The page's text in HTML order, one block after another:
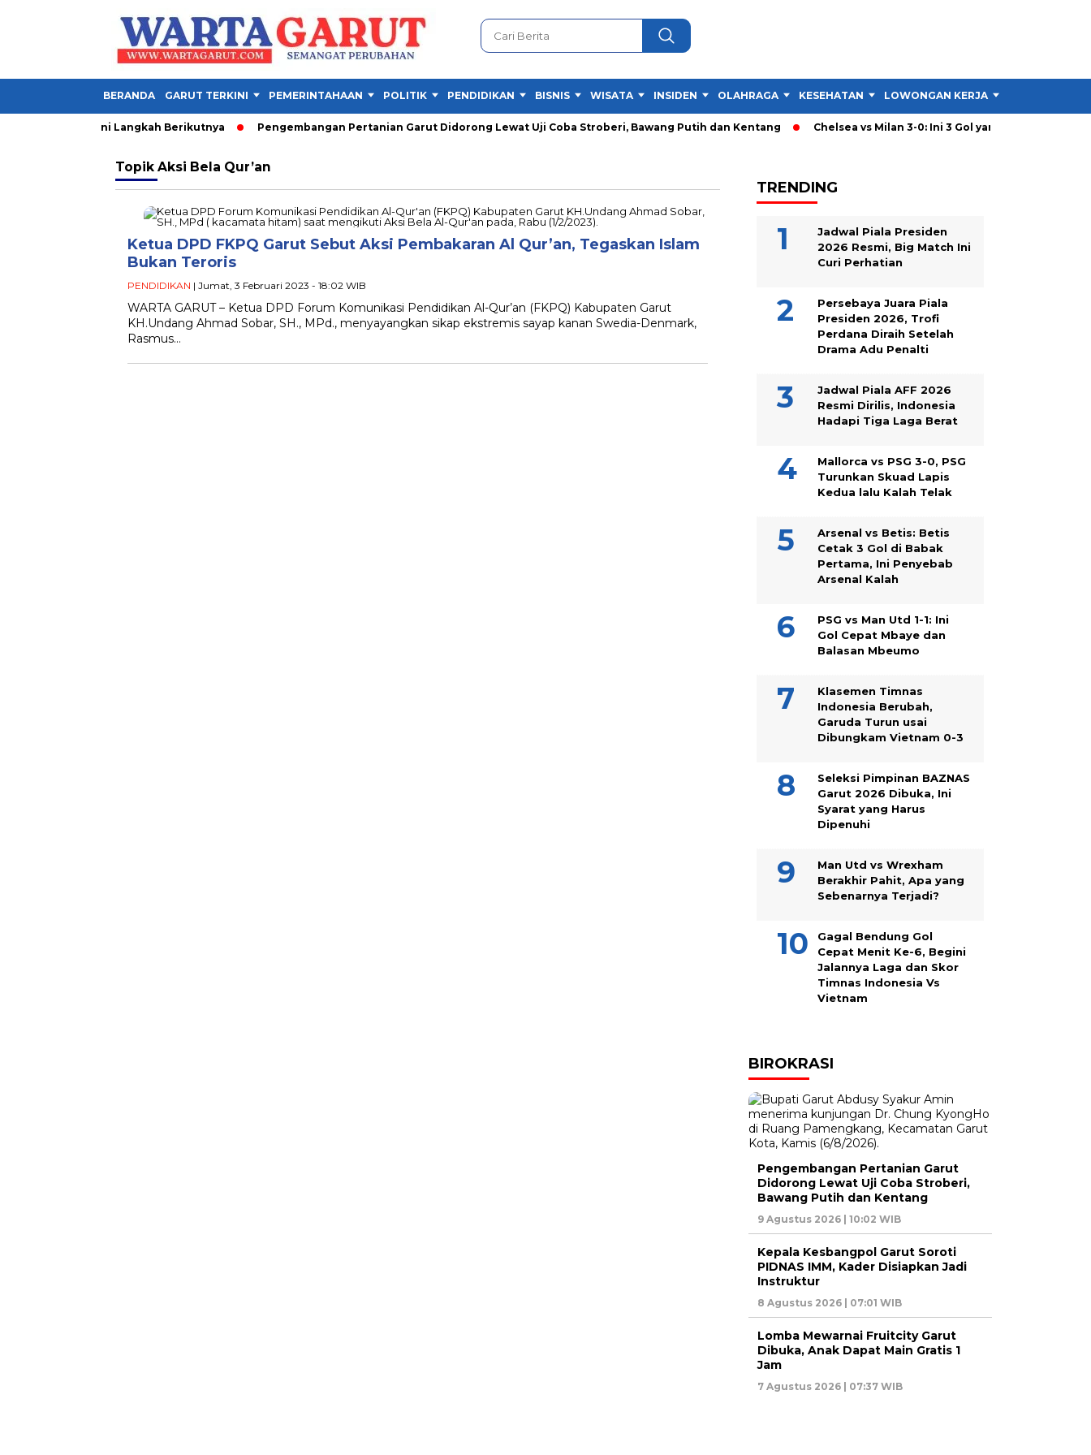
BERANDA GARUT TERKINI PEMERINTAHAAN POLITIK PENDIDIKAN BISNIS WISATA INSIDEN OLAHRAGA KESEHATAN LOWONGAN KERJA
UNJANI, Ini Langkah Berikutnya Pengembangan Pertanian Garut Didorong Lewat Uji Coba Stroberi, Bawang Putih dan Kentang Chelsea vs Milan 3-0: Ini 3 Gol yang Hancurkan
Topik Aksi Bela Qur’an
Ketua DPD FKPQ Garut Sebut Aksi Pembakaran Al Qur’an, Tegaskan Islam
Bukan Teroris
PENDIDIKAN | Jumat, 3 Februari 2023 - 18:02 WIB
WARTA GARUT – Ketua DPD Forum Komunikasi Pendidikan Al-Qur’an (FKPQ) Kabupaten Garut
KH.Undang Ahmad Sobar, SH., MPd., menyayangkan sikap ekstremis sayap kanan Swedia-Denmark,
Rasmus…
TRENDING
Jadwal Piala Presiden
2026 Resmi, Big Match Ini
Curi Perhatian
Persebaya Juara Piala
Presiden 2026, Trofi
Perdana Diraih Setelah
Drama Adu Penalti
Jadwal Piala AFF 2026
Resmi Dirilis, Indonesia
Hadapi Tiga Laga Berat
Mallorca vs PSG 3-0, PSG
Turunkan Skuad Lapis
Kedua lalu Kalah Telak
Arsenal vs Betis: Betis
Cetak 3 Gol di Babak
Pertama, Ini Penyebab
Arsenal Kalah
PSG vs Man Utd 1-1: Ini
Gol Cepat Mbaye dan
Balasan Mbeumo
Klasemen Timnas
Indonesia Berubah,
Garuda Turun usai
Dibungkam Vietnam 0-3
Seleksi Pimpinan BAZNAS
Garut 2026 Dibuka, Ini
Syarat yang Harus
Dipenuhi
Man Utd vs Wrexham
Berakhir Pahit, Apa yang
Sebenarnya Terjadi?
Gagal Bendung Gol
Cepat Menit Ke-6, Begini
Jalannya Laga dan Skor
Timnas Indonesia Vs
Vietnam
BIROKRASI
Pengembangan Pertanian Garut
Didorong Lewat Uji Coba Stroberi,
Bawang Putih dan Kentang
9 Agustus 2026 | 10:02 WIB
Kepala Kesbangpol Garut Soroti
PIDNAS IMM, Kader Disiapkan Jadi
Instruktur
8 Agustus 2026 | 07:01 WIB
Lomba Mewarnai Fruitcity Garut
Dibuka, Anak Dapat Main Gratis 1
Jam
7 Agustus 2026 | 07:37 WIB